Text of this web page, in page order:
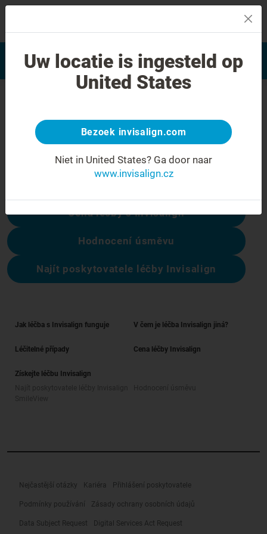
Hodnocení úsměvu
Najít poskytovatele léčby
Invisalign
Chyba 404
Přestaňte se mračit
Tato stránka není k dispozici, ale ostatní
Cena léčby s Invisalign
Hodnocení úsměvu
Najít poskytovatele léčby Invisalign
Jak léčba s Invisalign funguje V čem je léčba Invisalign jiná?
Léčitelné případy Cena léčby Invisalign
Získejte léčbu Invisalign
Nejčastější otázky Kariéra Přihlášení poskytovatele
Podmínky používání Zásady ochrany osobních údajů
Data Subject Request Digital Services Act Request
Uw locatie is ingesteld op
United States
Bezoek invisalign.com
Niet in United States? Ga door naar
www.invisalign.cz